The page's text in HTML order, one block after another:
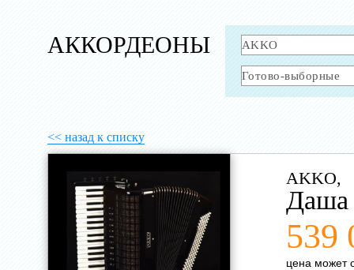
АККОРДЕОНЫ
<< назад к списку
AKKO,
Даша
539
цена может